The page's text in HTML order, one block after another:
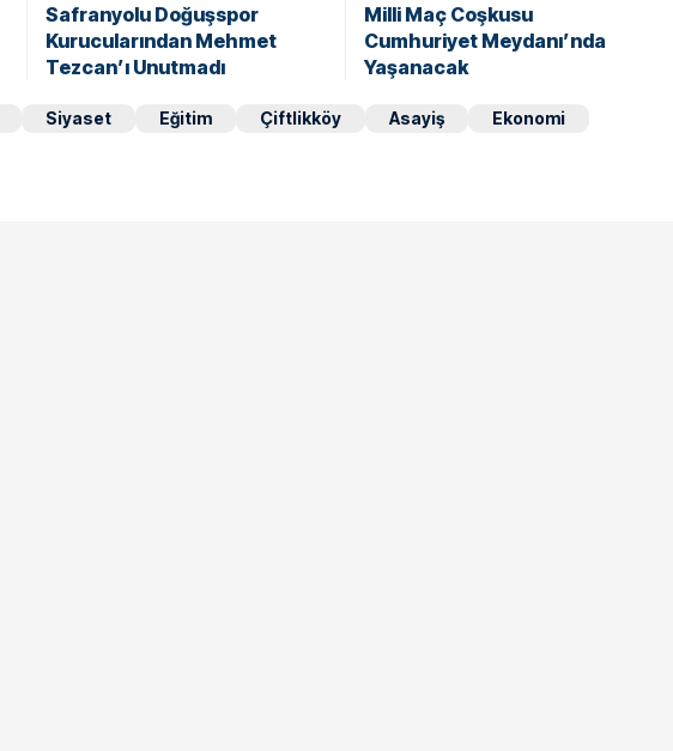
Safranyolu Doğuşspor
Kurucularından Mehmet
Tezcan’ı Unutmadı
Milli Maç Coşkusu
Cumhuriyet Meydanı’nda
Yaşanacak
Siyaset Eğitim Çiftlikköy Asayiş
Ekonomi